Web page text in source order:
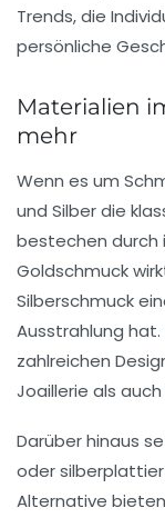
Trends, die
persönliche
Materialien
mehr
Wenn es um
und Silber die
bestechen durch
Goldschmuck
Silberschmuck
Ausstrahlung
zahlreichen
Joaillerie als
Darüber hinaus
oder
Alternative